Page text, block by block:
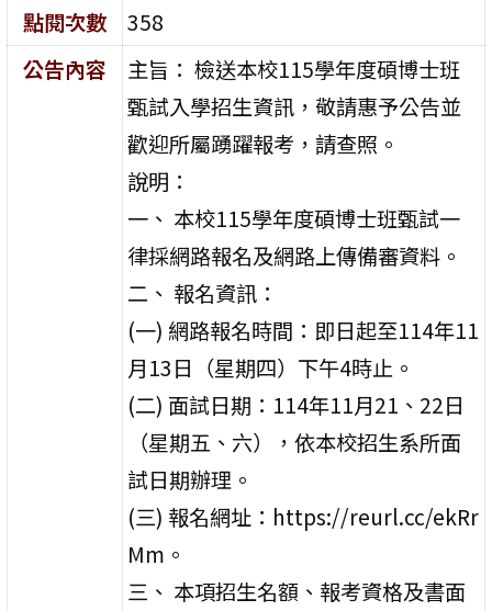
點閱次數
358
公告內容
主旨： 檢送本校115學年度碩博士班
甄試入學招生資訊，敬請惠予公告並
歡迎所屬踴躍報考，請查照。
說明：
一、 本校115學年度碩博士班甄試一
律採網路報名及網路上傳備審資料。
二、 報名資訊：
(一) 網路報名時間：即日起至114年11
月13日（星期四）下午4時止。
(二) 面試日期：114年11月21、22日
（星期五、六），依本校招生系所面
試日期辦理。
(三) 報名網址：https://reurl.cc/ekRr
Mm。
三、 本項招生名額、報考資格及書面